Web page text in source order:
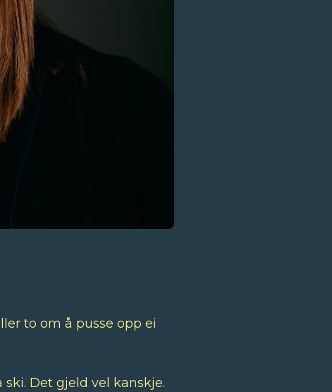
to om å pusse opp ei
Det gjeld vel kanskje.